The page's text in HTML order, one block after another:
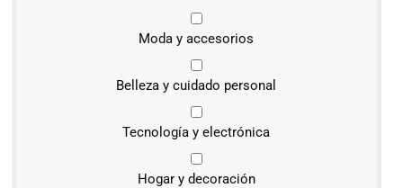
Moda y accesorios
Belleza y cuidado personal
Tecnología y electrónica
Hogar y decoración